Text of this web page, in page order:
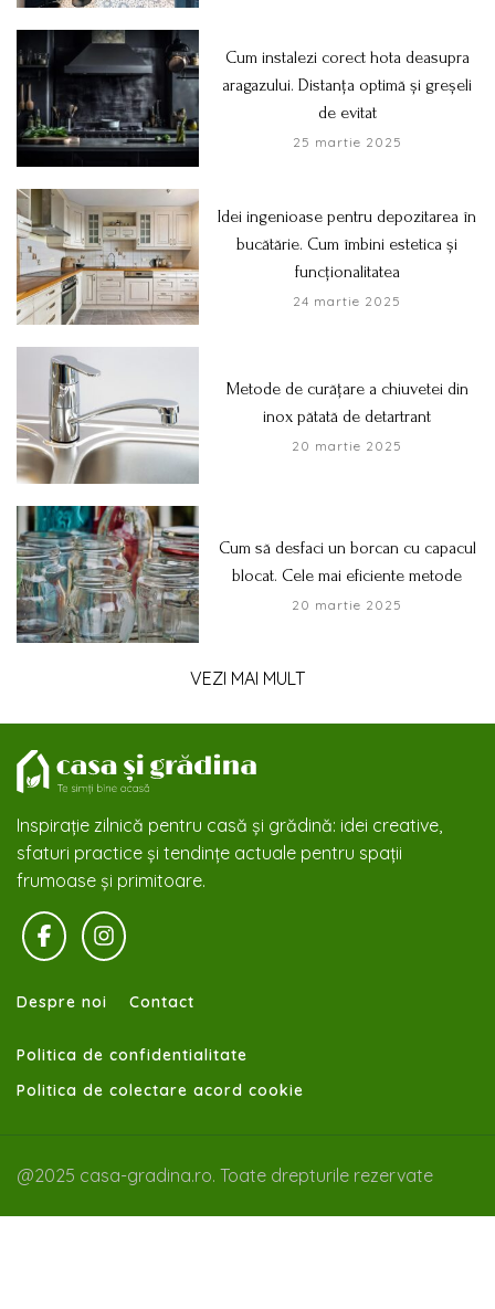
Cum instalezi corect hota deasupra
aragazului. Distanța optimă și greșeli
de evitat
25 martie 2025
Idei ingenioase pentru depozitarea în
bucătărie. Cum îmbini estetica și
funcționalitatea
24 martie 2025
Metode de curățare a chiuvetei din
inox pătată de detartrant
20 martie 2025
Cum să desfaci un borcan cu capacul
blocat. Cele mai eficiente metode
20 martie 2025
VEZI MAI MULT
Inspirație zilnică pentru casă și grădină: idei creative,
sfaturi practice și tendințe actuale pentru spații
frumoase și primitoare.
Despre noi Contact
Politica de confidentialitate
Politica de colectare acord cookie
@2025 casa-gradina.ro. Toate drepturile rezervate